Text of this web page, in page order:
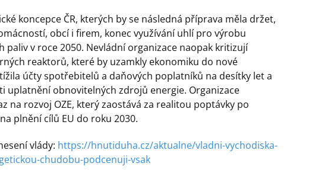
koncepce ČR, kterých by se následná příprava měla držet,
obcí i firem, konec využívání uhlí pro výrobu
paliv v roce 2050. Nevládní organizace naopak kritizují
reaktorů, které by uzamkly ekonomiku do nové
účty spotřebitelů a daňových poplatníků na desítky let a
uplatnění obnovitelných zdrojů energie. Organizace
na rozvoj OZE, který zaostává za realitou poptávky po
plnění cílů EU do roku 2030.
vlády: https://hnutiduha.cz/aktualne/vladni-vychodiska-
chudobu-podcenuji-vsak